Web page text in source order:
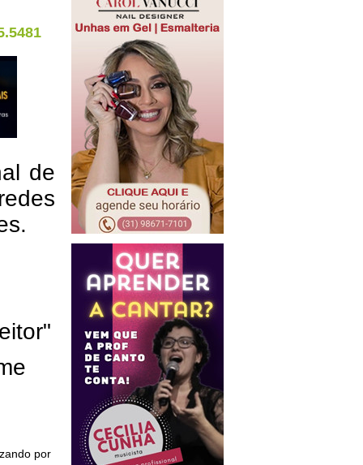
de
por